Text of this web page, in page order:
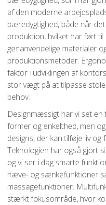
af den moderne
bæredygtighed, både når
produktion, hvilket har ført
genanvendelige materialer
produktionsmetoder.
faktor i udviklingen af
stor vægt på at tilpasse
behov.
Designmæssigt har vi set en
former og enkelthed, men
designs, der kan tilføje liv og
Teknologien har også gjort
og vi ser i dag smarte
hæve- og sænkefunktioner
massagefunktioner.
stærkt fokusområde, hvor